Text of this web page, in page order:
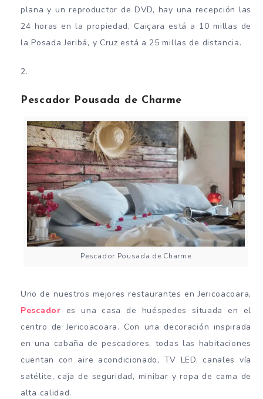
plana y un reproductor de DVD, hay una recepción las
24 horas en la propiedad, Caiçara está a 10 millas de
la Posada Jeribá, y Cruz está a 25 millas de distancia.
Pescador Pousada de Charme
Pescador Pousada de Charme
Uno de nuestros mejores restaurantes en Jericoacoara,
Pescador es una casa de huéspedes situada en el
centro de Jericoacoara. Con una decoración inspirada
en una cabaña de pescadores, todas las habitaciones
cuentan con aire acondicionado, TV LED, canales vía
satélite, caja de seguridad, minibar y ropa de cama de
alta calidad.